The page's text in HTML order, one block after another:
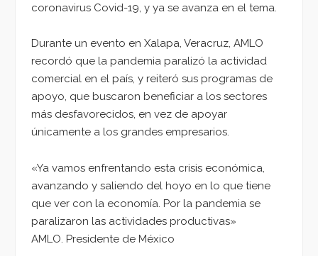
coronavirus Covid-19, y ya se avanza en el tema.
Durante un evento en Xalapa, Veracruz, AMLO
recordó que la pandemia paralizó la actividad
comercial en el país, y reiteró sus programas de
apoyo, que buscaron beneficiar a los sectores
más desfavorecidos, en vez de apoyar
únicamente a los grandes empresarios.
«Ya vamos enfrentando esta crisis económica,
avanzando y saliendo del hoyo en lo que tiene
que ver con la economía. Por la pandemia se
paralizaron las actividades productivas»
AMLO. Presidente de México